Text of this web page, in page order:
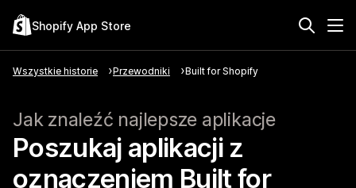
Shopify App Store
Wszystkie historie Przewodniki Built for Shopify
Jak znaleźć najlepsze aplikacje
Poszukaj aplikacji z
oznaczeniem Built for